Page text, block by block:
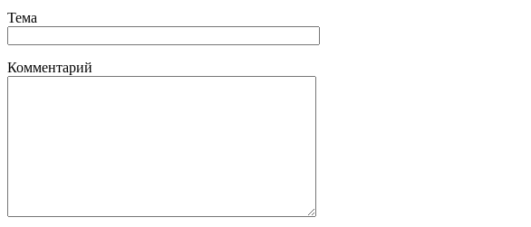
Тема
Комментарий